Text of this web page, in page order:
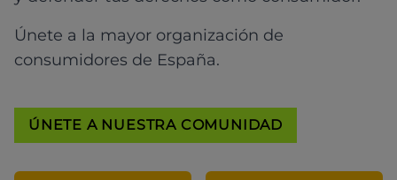
Únete a la mayor organización de
consumidores de España.
ÚNETE A NUESTRA COMUNIDAD